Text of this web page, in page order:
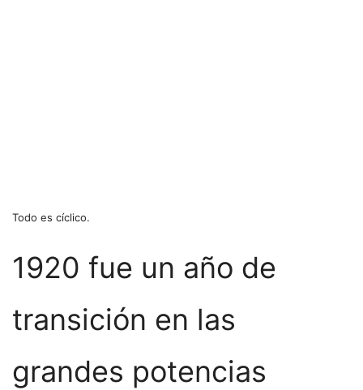
Todo es cíclico.
1920 fue un año de
transición en las
grandes potencias